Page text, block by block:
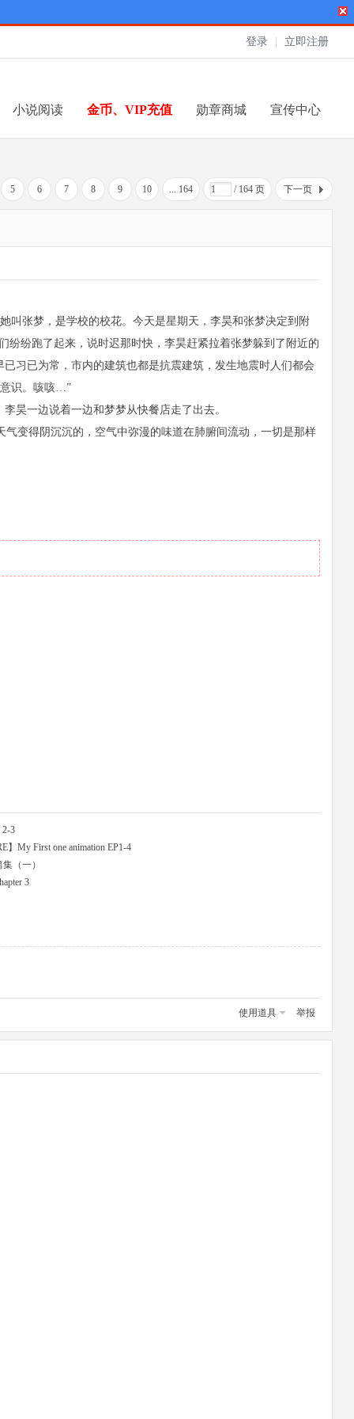
登录 立即注册
小说阅读 金币、VIP充值 勋章商城 宣传中心
5 6 7 8 9 10 ... 164 / 164 页 下一页
叫张梦，是学校的校花。今天是星期天，李昊和张梦决定到附
纷纷跑了起来，说时迟那时快，李昊赶紧拉着张梦躲到了附近的
习已为常，市内的建筑也都是抗震建筑，发生地震时人们都会
识。咳咳…”
昊一边说着一边和梦梦从快餐店走了出去。
变得阴沉沉的，空气中弥漫的味道在肺腑间流动，一切是那样
2-3
My First one animation EP1-4
（一）
3
使用道具 举报